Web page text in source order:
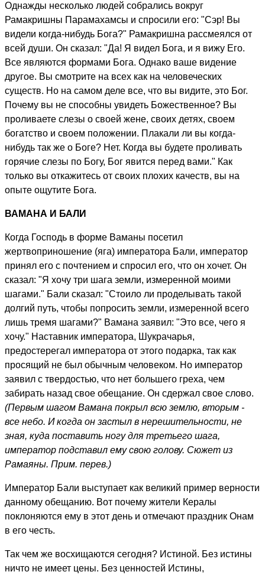
Однажды несколько людей собрались вокруг
Рамакришны Парамахамсы и спросили его: "Сэр! Вы
видели когда-нибудь Бога?" Рамакришна рассмеялся от
всей души. Он сказал: "Да! Я видел Бога, и я вижу Его.
Все являются формами Бога. Однако ваше видение
другое. Вы смотрите на всех как на человеческих
существ. Но на самом деле все, что вы видите, это Бог.
Почему вы не способны увидеть Божественное? Вы
проливаете слезы о своей жене, своих детях, своем
богатство и своем положении. Плакали ли вы когда-
нибудь так же о Боге? Нет. Когда вы будете проливать
горячие слезы по Богу, Бог явится перед вами." Как
только вы откажитесь от своих плохих качеств, вы на
опыте ощутите Бога.
ВАМАНА И БАЛИ
Когда Господь в форме Ваманы посетил
жертвоприношение (яга) императора Бали, император
принял его с почтением и спросил его, что он хочет. Он
сказал: "Я хочу три шага земли, измеренной моими
шагами." Бали сказал: "Стоило ли проделывать такой
долгий путь, чтобы попросить земли, измеренной всего
лишь тремя шагами?" Вамана заявил: "Это все, чего я
хочу." Наставник императора, Шукрачарья,
предостерегал императора от этого подарка, так как
просящий не был обычным человеком. Но император
заявил с твердостью, что нет большего греха, чем
забирать назад свое обещание. Он сдержал свое слово.
(Первым шагом Вамана покрыл всю землю, вторым -
все небо. И когда он застыл в нерешительности, не
зная, куда поставить ногу для третьего шага,
император подставил ему свою голову. Сюжет из
Рамаяны. Прим. перев.)
Император Бали выступает как великий пример верности
данному обещанию. Вот почему жители Кералы
поклоняются ему в этот день и отмечают праздник Онам
в его честь.
Так чем же восхищаются сегодня? Истиной. Без истины
ничто не имеет цены. Без ценностей Истины,